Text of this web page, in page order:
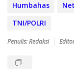
Humbahas
TNI/POLRI
Penulis: Redaksi